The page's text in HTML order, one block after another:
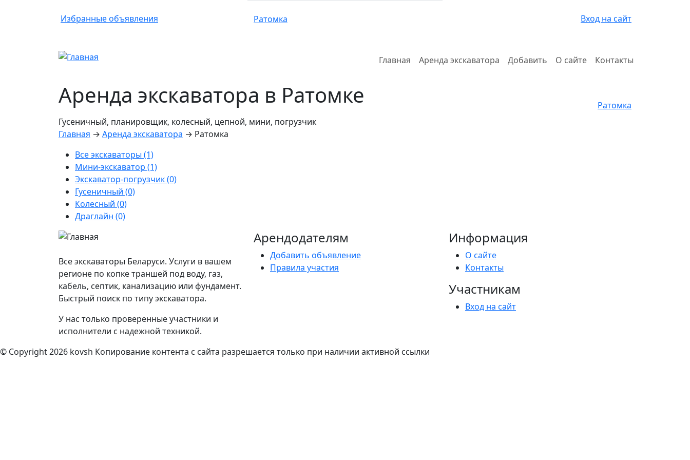
Избранныеобъявления Ратомка Вход на сайт
Главная Аренда экскаватора Добавить О сайте Контакты
Аренда экскаватора в Ратомке
Гусеничный, планировщик, колесный, цепной, мини, погрузчик
Ратомка
Главная → Аренда экскаватора → Ратомка
Все экскаваторы (1)
Мини-экскаватор (1)
Экскаватор-погрузчик (0)
Гусеничный (0)
Колесный (0)
Драглайн (0)
Все экскаваторы Беларуси. Услуги в вашем
регионе по копке траншей под воду, газ,
кабель, септик, канализацию или фундамент.
Быстрый поиск по типу экскаватора.
У нас только проверенные участники и
исполнители с надежной техникой.
Арендодателям
Добавить объявление
Правила участия
Информация
О сайте
Контакты
Участникам
Вход на сайт
© Copyright 2026 kovsh Копирование контента с сайта разрешается только при наличии активной ссылки